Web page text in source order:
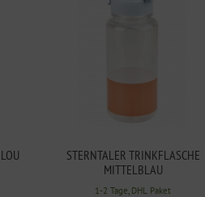
STERNTALER TRINKFLASCHE
MITTELBLAU
1-2 Tage, DHL Paket